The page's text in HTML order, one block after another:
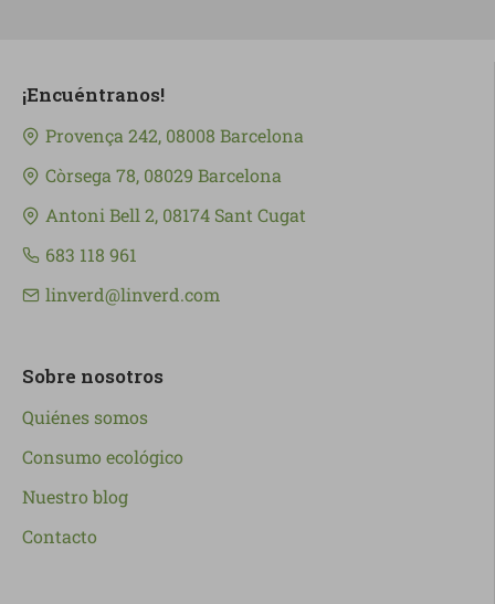
¡Encuéntranos!
Provença 242, 08008 Barcelona
Còrsega 78, 08029 Barcelona
Antoni Bell 2, 08174 Sant Cugat
683 118 961
linverd@linverd.com
Sobre nosotros
Quiénes somos
Consumo ecológico
Nuestro blog
Contacto